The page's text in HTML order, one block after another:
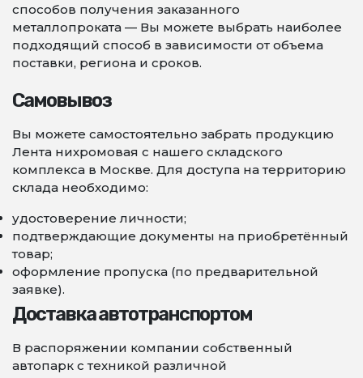
способов получения заказанного
металлопроката — Вы можете выбрать наиболее
подходящий способ в зависимости от объема
поставки, региона и сроков.
Самовывоз
Вы можете самостоятельно забрать продукцию
Лента нихромовая с нашего складского
комплекса в Москве. Для доступа на территорию
склада необходимо:
удостоверение личности;
подтверждающие документы на приобретённый
товар;
оформление пропуска (по предварительной
заявке).
Доставка автотранспортом
В распоряжении компании собственный
автопарк с техникой различной